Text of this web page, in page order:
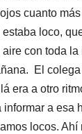
cuanto
loco,
aire con toda
El colega
era a otro
informar a esa
locos. Ahí